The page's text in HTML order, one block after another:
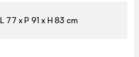
L 77 x P 91 x H 83 cm